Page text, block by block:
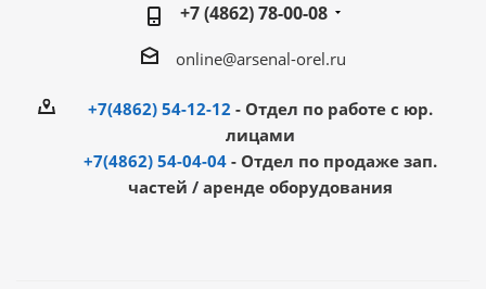
+7 (4862) 78-00-08
online@arsenal-orel.ru
+7(4862) 54-12-12 - Отдел по работе с юр.
лицами
+7(4862) 54-04-04 - Отдел по продаже зап.
частей / аренде оборудования